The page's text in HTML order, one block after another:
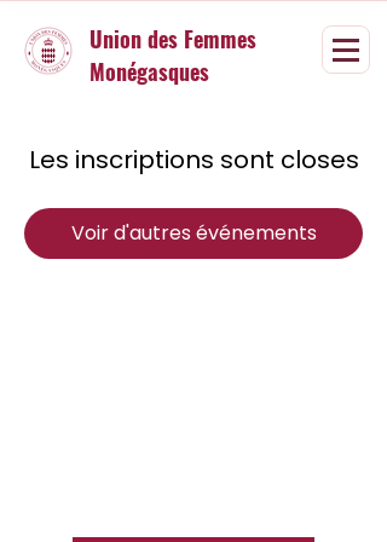
Union des Femmes
Monégasques
Les inscriptions sont closes
Voir d'autres événements